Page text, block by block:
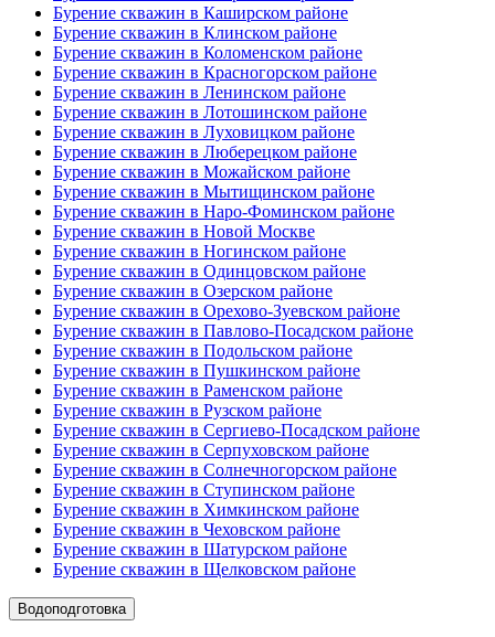
Бурение скважин в Каширском районе
Бурение скважин в Клинском районе
Бурение скважин в Коломенском районе
Бурение скважин в Красногорском районе
Бурение скважин в Ленинском районе
Бурение скважин в Лотошинском районе
Бурение скважин в Луховицком районе
Бурение скважин в Люберецком районе
Бурение скважин в Можайском районе
Бурение скважин в Мытищинском районе
Бурение скважин в Наро-Фоминском районе
Бурение скважин в Новой Москве
Бурение скважин в Ногинском районе
Бурение скважин в Одинцовском районе
Бурение скважин в Озерском районе
Бурение скважин в Орехово-Зуевском районе
Бурение скважин в Павлово-Посадском районе
Бурение скважин в Подольском районе
Бурение скважин в Пушкинском районе
Бурение скважин в Раменском районе
Бурение скважин в Рузском районе
Бурение скважин в Сергиево-Посадском районе
Бурение скважин в Серпуховском районе
Бурение скважин в Солнечногорском районе
Бурение скважин в Ступинском районе
Бурение скважин в Химкинском районе
Бурение скважин в Чеховском районе
Бурение скважин в Шатурском районе
Бурение скважин в Щелковском районе
Водоподготовка